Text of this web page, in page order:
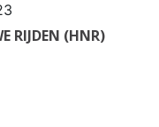
RIJDEN (HNR)